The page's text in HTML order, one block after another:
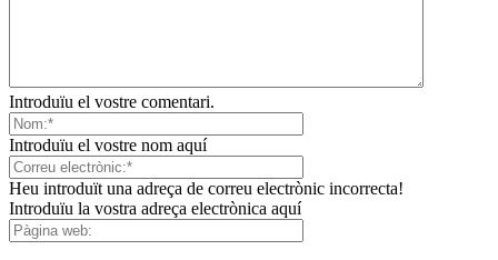
Introduïu el vostre comentari.
Introduïu el vostre nom aquí
Heu introduït una adreça de correu electrònic incorrecta!
Introduïu la vostra adreça electrònica aquí